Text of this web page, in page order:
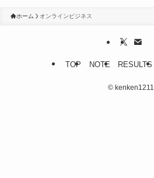
ホーム オンラインビジネス
TOP NOTE RESULTS
©kenken1211